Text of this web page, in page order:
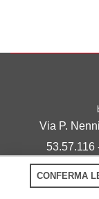
Via P.
53.57.116
CONFERMA